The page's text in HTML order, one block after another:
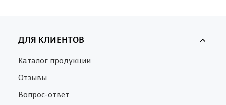
ДЛЯ КЛИЕНТОВ
Каталог продукции
Отзывы
Вопрос-ответ